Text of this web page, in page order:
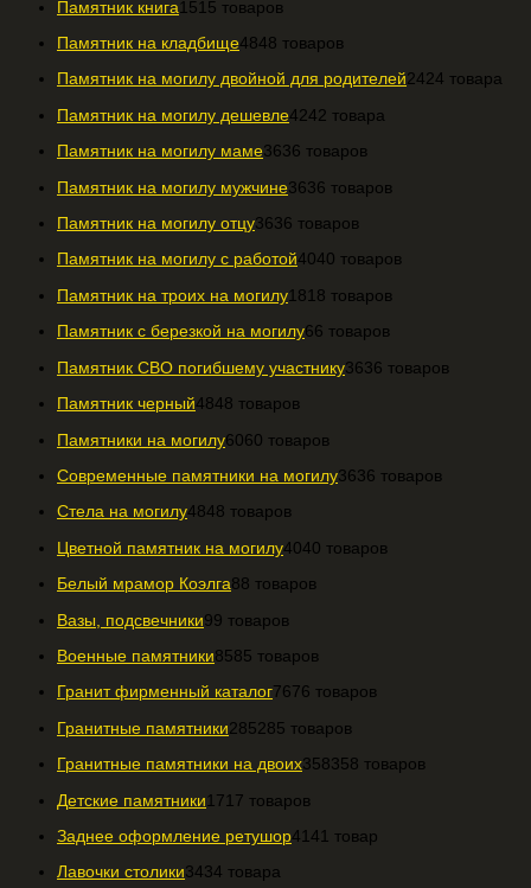
Памятник книга 15 15 товаров
Памятник на кладбище4848 товаров
Памятник на могилу двойной для родителей2424 товара
Памятник на могилу дешевле4242 товара
Памятник на могилу маме3636 товаров
Памятник на могилу мужчине3636 товаров
Памятник на могилу отцу3636 товаров
Памятник на могилу с работой4040 товаров
Памятник на троих на могилу18 18 товаров
Памятник с березкой на могилу66 товаров
Памятник СВО погибшему участнику3636 товаров
Памятник черный4848 товаров
Памятники на могилу6060 товаров
Современные памятники на могилу3636 товаров
Стела на могилу4848 товаров
Цветной памятник на могилу4040 товаров
Белый мрамор Коэлга88 товаров
Вазы, подсвечники99 товаров
Военные памятники8585 товаров
Гранит фирменный каталог7676 товаров
Гранитные памятники285285 товаров
Гранитные памятники на двоих358358 товаров
Детские памятники 17 17 товаров
Заднее оформление ретушор41 41 товар
Лавочки столики3434 товара